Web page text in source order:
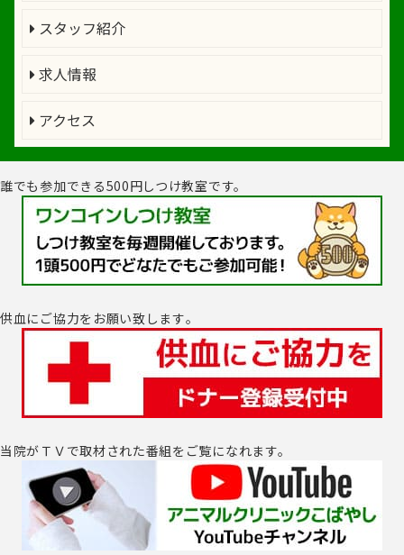
スタッフ紹介
求人情報
アクセス
誰でも参加できる500円しつけ教室です。
供血にご協力をお願い致します｡
当院がＴＶで取材された番組をご覧になれます。